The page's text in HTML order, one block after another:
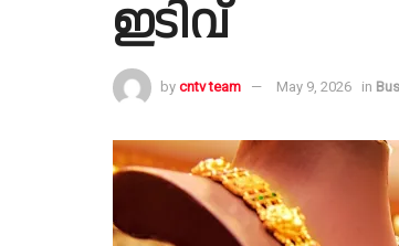
ഇടിവ്
by cntv team May 9, 2026 in